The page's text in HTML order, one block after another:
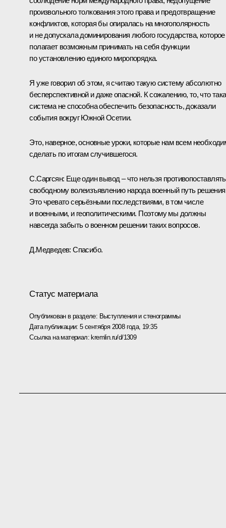
произвольного толкования этого права и предотвращение
конфликтов, которая бы опиралась на многополярность
и не допускала доминирования любого государства, которое
полагает возможным принимать на себя функции
по установлению единого миропорядка.
Я уже говорил об этом, я считаю такую систему абсолютно
бесперспективной и даже опасной. К сожалению, то, что
система не способна обеспечить безопасность, доказали
события вокруг Южной Осетии.
Это, наверное, основные уроки, которые нам всем
сделать по итогам случившегося.
С.Саргсян: Еще один вывод – что нельзя противопоставлять
свободному волеизъявлению народа военный путь
Это чревато серьёзными последствиями, в том числе
и военными, и геополитическими. Поэтому мы должны
навсегда забыть о военном решении таких вопросов.
Д.Медведев: Спасибо.
Статус материала
Опубликован в разделе: Выступления и стенограммы
Дата публикации:5 сентября 2008 года, 19:35
Ссылка на материал:kremlin.ru/d/1309